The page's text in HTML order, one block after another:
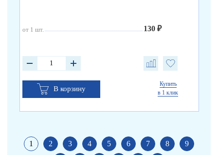
от 1 шт. 130 ₽
В корзину
Купить
в 1 клик
1 2 3 4 5 6 7 8
9